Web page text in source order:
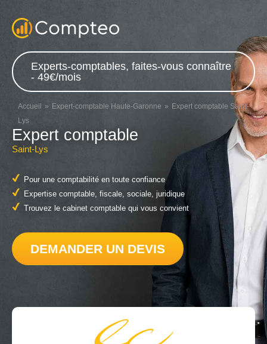
Experts-comptables, faites-vous connaître
- 49€/mois
Accueil Expert-comptable Haute-Garonne
Expert comptable Saint-
Lys
Expert comptable
Saint-Lys
Pour une comptabilité en toute confiance
Expertise comptable, fiscale, sociale, juridique
Trouvez le cabinet comptable qui vous convient
DEMANDER UN DEVIS